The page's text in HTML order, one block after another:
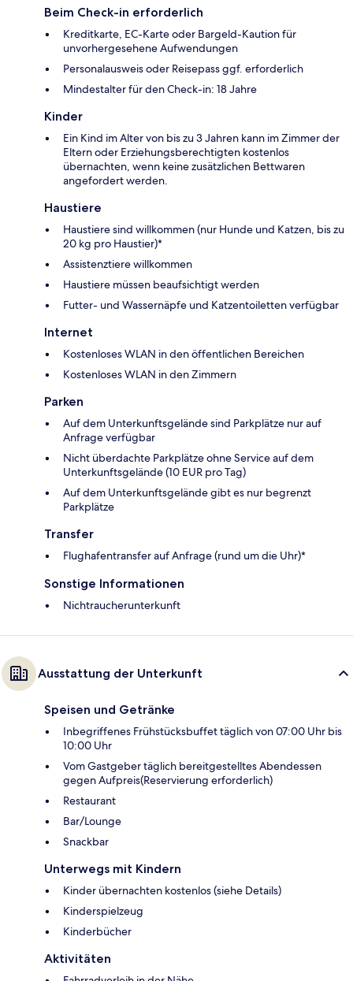
Beim Check-in erforderlich
Kreditkarte, EC-Karte oder Bargeld-Kaution für
unvorhergesehene Aufwendungen
Personalausweis oder Reisepass ggf. erforderlich
Mindestalter für den Check-in: 18 Jahre
Kinder
Ein Kind im Alter von bis zu 3 Jahren kann im Zimmer der
Eltern oder Erziehungsberechtigten kostenlos
übernachten, wenn keine zusätzlichen Bettwaren
angefordert werden.
Haustiere
Haustiere sind willkommen (nur Hunde und Katzen, bis zu
20 kg pro Haustier)*
Assistenztiere willkommen
Haustiere müssen beaufsichtigt werden
Futter- und Wassernäpfe und Katzentoiletten verfügbar
Internet
Kostenloses WLAN in den öffentlichen Bereichen
Kostenloses WLAN in den Zimmern
Parken
Auf dem Unterkunftsgelände sind Parkplätze nur auf
Anfrage verfügbar
Nicht überdachte Parkplätze ohne Service auf dem
Unterkunftsgelände (10 EUR pro Tag)
Auf dem Unterkunftsgelände gibt es nur begrenzt
Parkplätze
Transfer
Flughafentransfer auf Anfrage (rund um die Uhr)*
Sonstige Informationen
Nichtraucherunterkunft
Ausstattung der Unterkunft
Speisen und Getränke
Inbegriffenes Frühstücksbuffet täglich von 07:00 Uhr bis
10:00 Uhr
Vom Gastgeber täglich bereitgestelltes Abendessen
gegen Aufpreis(Reservierung erforderlich)
Restaurant
Bar/Lounge
Snackbar
Unterwegs mit Kindern
Kinder übernachten kostenlos (siehe Details)
Kinderspielzeug
Kinderbücher
Aktivitäten